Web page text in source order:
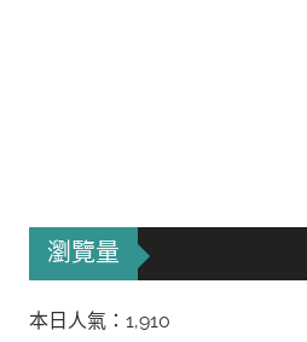
瀏覽量
本日人氣：1,910